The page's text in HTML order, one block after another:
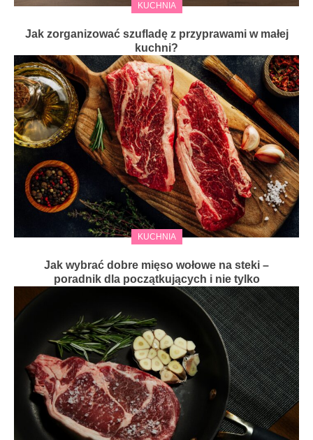
KUCHNIA
Jak zorganizować szufladę z przyprawami w małej
kuchni?
KUCHNIA
Jak wybrać dobre mięso wołowe na steki –
poradnik dla początkujących i nie tylko